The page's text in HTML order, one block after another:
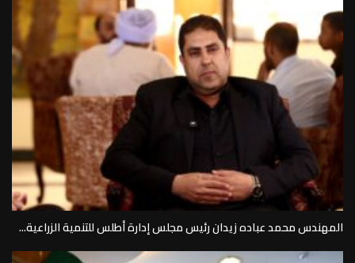
المهندس محمد عباده زيدان رئيس مجلس إدارة أطلس للتنمية الزراعية...